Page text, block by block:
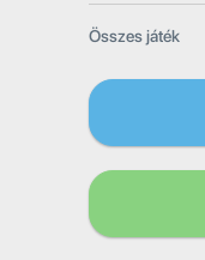
Összes játék